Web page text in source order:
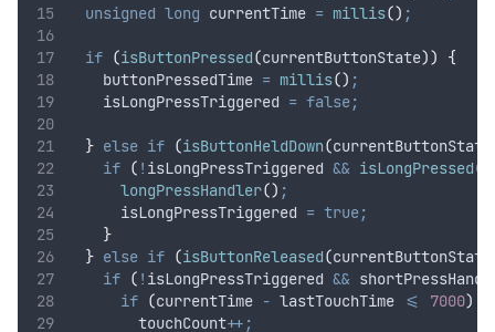
unsigned long currentTime = millis() ;
if (isButtonPressed(currentButtonState))
{
    buttonPressedTime
= millis() ;
    isLongPressTriggered
= false;
} else if (isButtonHeldDown(currentButtonState
if ( ! isLongPressTriggered && isLongPressed()
longPressHandler() ;
      isLongPressTriggered
= true;
}
} else if (isButtonReleased(currentButtonState
if ( ! isLongPressTriggered &&
if (currentTime - lastTouchTime <= 7000)
        touchCount
++;